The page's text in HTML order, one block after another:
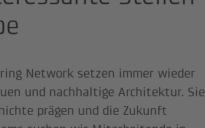
Network setzen immer wieder
und nachhaltige Architektur. Sie
prägen und die Zukunft